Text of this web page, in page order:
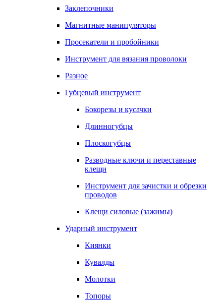
Заклепочники
Магнитные манипуляторы
Просекатели и пробойники
Инструмент для вязания проволоки
Разное
Губцевый инструмент
Бокорезы и кусачки
Длинногубцы
Плоскогубцы
Разводные ключи и переставные
клещи
Инструмент для зачистки и обрезки
проводов
Клещи силовые (зажимы)
Ударный инструмент
Киянки
Кувалды
Молотки
Топоры